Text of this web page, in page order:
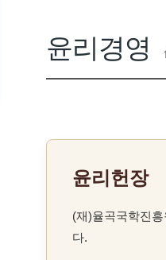
윤리경영
윤리헌장
(재)율곡국학진
다.